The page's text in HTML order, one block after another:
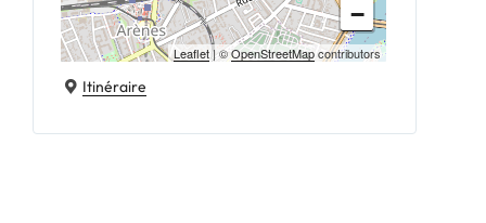
−
Leaflet| ©OpenStreetMapcontributors
Itinéraire